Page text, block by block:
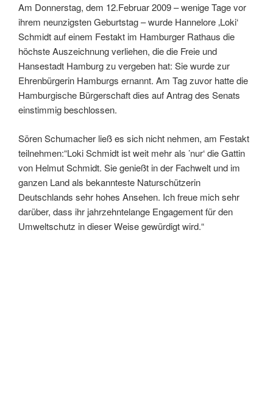
Am Donnerstag, dem 12.Februar 2009 – wenige Tage vor
ihrem neunzigsten Geburtstag – wurde Hannelore ‚Loki‘
Schmidt auf einem Festakt im Hamburger Rathaus die
höchste Auszeichnung verliehen, die die Freie und
Hansestadt Hamburg zu vergeben hat: Sie wurde zur
Ehrenbürgerin Hamburgs ernannt. Am Tag zuvor hatte die
Hamburgische Bürgerschaft dies auf Antrag des Senats
einstimmig beschlossen.
Sören Schumacher ließ es sich nicht nehmen, am Festakt
teilnehmen:“Loki Schmidt ist weit mehr als ’nur‘ die Gattin
von Helmut Schmidt. Sie genießt in der Fachwelt und im
ganzen Land als bekannteste Naturschützerin
Deutschlands sehr hohes Ansehen. Ich freue mich sehr
darüber, dass ihr jahrzehntelange Engagement für den
Umweltschutz in dieser Weise gewürdigt wird.“